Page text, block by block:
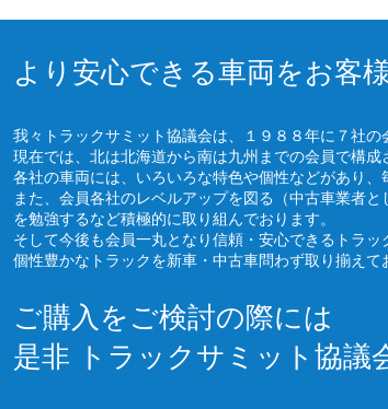
より安心できる車両をお客
我々トラックサミット協議会は、１９８８年に７社の
現在では、北は北海道から南は九州までの会員で構成
各社の車両には、いろいろな特色や個性などがあり
また、会員各社のレベルアップを図る（中古車業者
を勉強するなど積極的に取り組んでおります。
そして今後も会員一丸となり信頼・安心できるトラッ
個性豊かなトラックを新車・中古車問わず取り揃えて
ご購入をご検討の際には
是非 トラックサミット協議